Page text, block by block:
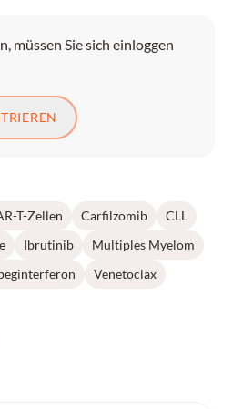
müssen Sie sich einloggen
T-Zellen Carfilzomib
CLL
Ibrutinib
Multiples Myelom
Venetoclax